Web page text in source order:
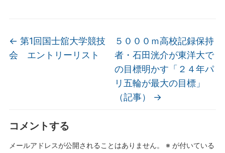
← 第1回国士舘大学競技
会 エントリーリスト
５０００ｍ高校記録保持
者・石田洸介が東洋大で
の目標明かす「２４年パ
リ五輪が最大の目標」
（記事） →
コメントする
メールアドレスが公開されることはありません。 ※ が付いている